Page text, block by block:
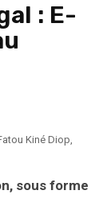
: E-
Kiné Diop,
sous forme